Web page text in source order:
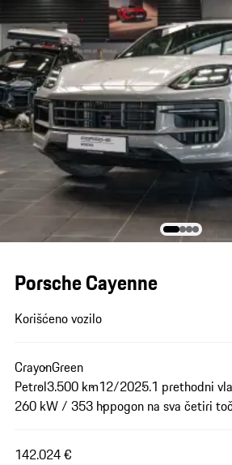
Porsche Cayenne
Korišćeno vozilo
CrayonGreen
Petrol3.500 km12/2025.1 prethodni
260 kW / 353 hppogon na sva četiri
142.024 €